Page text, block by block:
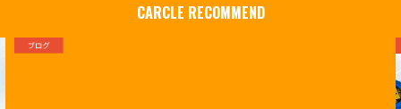
CARCLE RECOMMEND
ブログ